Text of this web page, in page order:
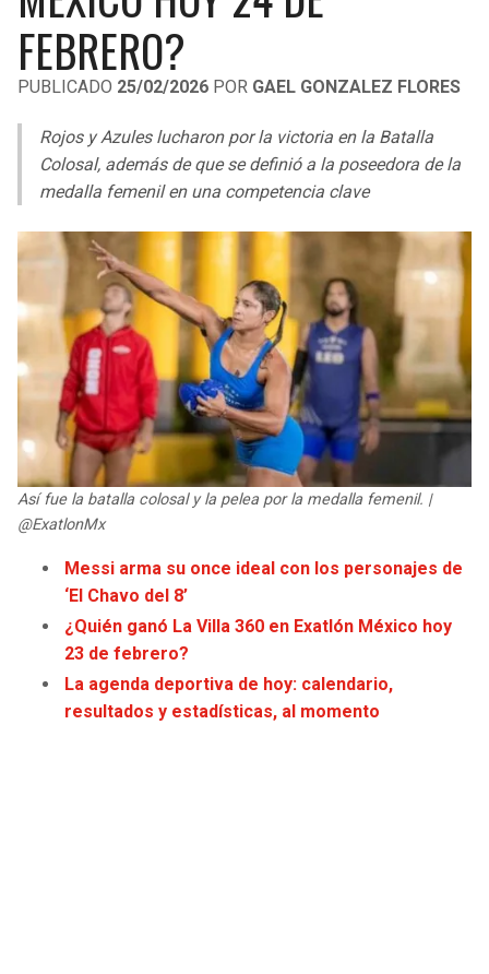
LIGA DE EXPANSIÓN MX
LEAGUES CUP
UEFA EUROPA LEAGUE
UEFA CONFERENCE LEAGUE
COPA LIBERTADORES
COPA SUDAMERICANA
LIGA BETPLAY
OTRAS LIGAS
FEBRERO?
PUBLICADO 25/02/2026 POR GAEL GONZALEZ FLORES
Rojos y Azules lucharon por la victoria en la Batalla
Colosal, además de que se definió a la poseedora de la
medalla femenil en una competencia clave
Así fue la batalla colosal y la pelea por la medalla femenil. |
@ExatlonMx
Messi arma su once ideal con los personajes de
‘El Chavo del 8’
¿Quién ganó La Villa 360 en Exatlón México hoy
23 de febrero?
La agenda deportiva de hoy: calendario,
resultados y estadísticas, al momento